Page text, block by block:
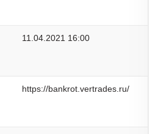
11.04.2021 16:00
https://bankrot.vertrades.ru/